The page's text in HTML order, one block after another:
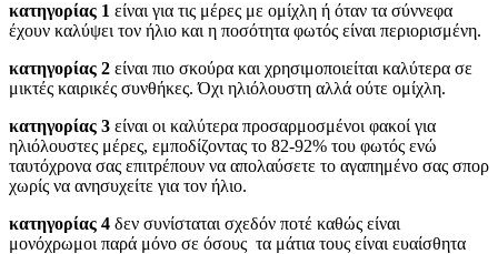
κατηγορίας 1 είναι για τις μέρες με ομίχλη ή όταν τα σύννεφα
έχουν καλύψει τον ήλιο και η ποσότητα φωτός είναι περιορισμένη.
κατηγορίας 2 είναι πιο σκούρα και χρησιμοποιείται καλύτερα σε
μικτές καιρικές συνθήκες. Όχι ηλιόλουστη αλλά ούτε ομίχλη.
κατηγορίας 3 είναι οι καλύτερα προσαρμοσμένοι φακοί για
ηλιόλουστες μέρες, εμποδίζοντας το 82-92% του φωτός ενώ
ταυτόχρονα σας επιτρέπουν να απολαύσετε το αγαπημένο σας σπορ
χωρίς να ανησυχείτε για τον ήλιο.
κατηγορίας 4 δεν συνίσταται σχεδόν ποτέ καθώς είναι
μονόχρωμοι παρά μόνο σε όσους τα μάτια τους είναι ευαίσθητα